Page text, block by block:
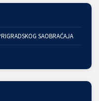
SAOBRAĆAJA